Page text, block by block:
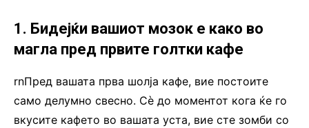
1. Бидејќи вашиот мозок е како во
магла пред првите голтки кафе
rnПред вашата прва шолја кафе, вие постоите
само делумно свесно. Сè до моментот кога ќе го
вкусите кафето во вашата уста, вие сте зомби со